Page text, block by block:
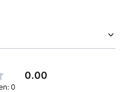
0.00
0